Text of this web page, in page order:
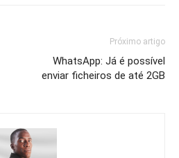
Próximo artigo
WhatsApp: Já é possível
enviar ficheiros de até 2GB